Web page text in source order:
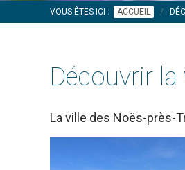
VOUS ÊTES ICI : ACCUEIL
Découvrir la
La ville des Noës-près-